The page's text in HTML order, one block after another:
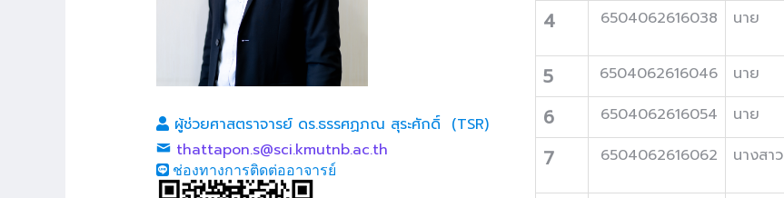
ผู้ช่วยศาสตราจารย์ ดร.ธรรศฏภณ สุระศักดิ์ (TSR)
thattapon.s@sci.kmutnb.ac.th
ช่องทางการติดต่ออาจารย์
4 6504062616038 นาย
5 6504062616046 นาย
6 6504062616054 นาย
7 6504062616062 นางสาว